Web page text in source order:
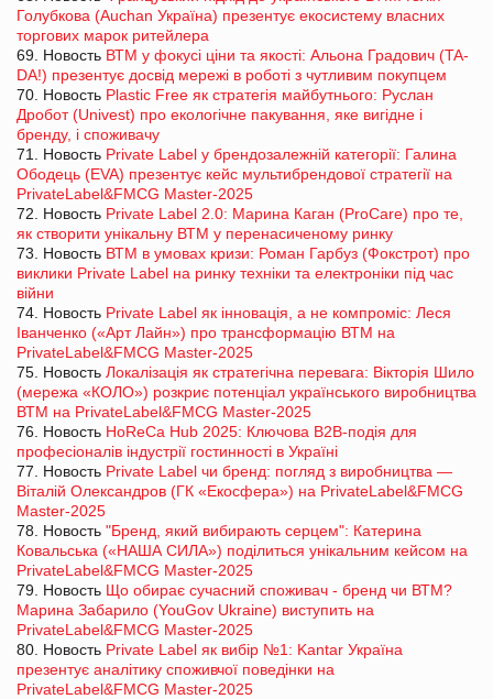
Голубкова (Auchan Україна) презентує екосистему власних
торгових марок ритейлера
69. Новость ВТМ у фокусі ціни та якості: Альона Градович (TA-
DA!) презентує досвід мережі в роботі з чутливим покупцем
70. Новость Plastic Free як стратегія майбутнього: Руслан
Дробот (Univest) про екологічне пакування, яке вигідне і
бренду, і споживачу
71. Новость Private Label у брендозалежній категорії: Галина
Ободець (EVA) презентує кейс мультибрендової стратегії на
PrivateLabel&FMCG Master-2025
72. Новость Private Label 2.0: Марина Каган (ProCare) про те,
як створити унікальну ВТМ у перенасиченому ринку
73. Новость ВТМ в умовах кризи: Роман Гарбуз (Фокстрот) про
виклики Private Label на ринку техніки та електроніки під час
війни
74. Новость Private Label як інновація, а не компроміс: Леся
Іванченко («Арт Лайн») про трансформацію ВТМ на
PrivateLabel&FMCG Master-2025
75. Новость Локалізація як стратегічна перевага: Вікторія Шило
(мережа «КОЛО») розкриє потенціал українського виробництва
ВТМ на PrivateLabel&FMCG Master-2025
76. Новость HoReCa Hub 2025: Ключова B2B-подія для
професіоналів індустрії гостинності в Україні
77. Новость Private Label чи бренд: погляд з виробництва —
Віталій Олександров (ГК «Екосфера») на PrivateLabel&FMCG
Master-2025
78. Новость "Бренд, який вибирають серцем": Катерина
Ковальська («НАША СИЛА») поділиться унікальним кейсом на
PrivateLabel&FMCG Master-2025
79. Новость Що обирає сучасний споживач - бренд чи ВТМ?
Марина Забарило (YouGov Ukraine) виступить на
PrivateLabel&FMCG Master-2025
80. Новость Private Label як вибір №1: Kantar Україна
презентує аналітику споживчої поведінки на
PrivateLabel&FMCG Master-2025